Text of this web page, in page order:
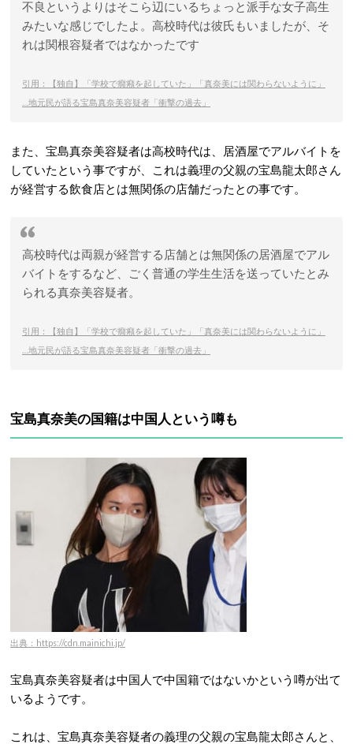
不良というよりはそこら辺にいるちょっと派手な女子高生
みたいな感じでしたよ。高校時代は彼氏もいましたが、そ
れは関根容疑者ではなかったです
引用：【独自】「学校で癇癪を起していた」「真奈美には関わらないように」
…地元民が語る宝島真奈美容疑者「衝撃の過去」
また、宝島真奈美容疑者は高校時代は、居酒屋でアルバイトを
していたという事ですが、これは義理の父親の宝島龍太郎さん
が経営する飲食店とは無関係の店舗だったとの事です。
高校時代は両親が経営する店舗とは無関係の居酒屋でアル
バイトをするなど、ごく普通の学生生活を送っていたとみ
られる真奈美容疑者。
引用：【独自】「学校で癇癪を起していた」「真奈美には関わらないように」
…地元民が語る宝島真奈美容疑者「衝撃の過去」
宝島真奈美の国籍は中国人という噂も
出典：https://cdn.mainichi.jp/
宝島真奈美容疑者は中国人で中国籍ではないかという噂が出て
いるようです。
これは、宝島真奈美容疑者の義理の父親の宝島龍太郎さんと、